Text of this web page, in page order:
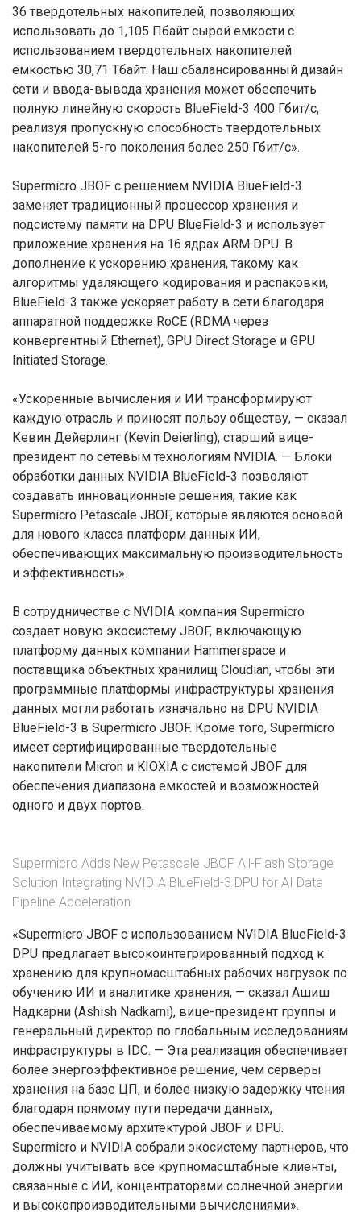
36 твердотельных накопителей, позволяющих
использовать до 1,105 Пбайт сырой емкости с
использованием твердотельных накопителей
емкостью 30,71 Тбайт. Наш сбалансированный дизайн
сети и ввода-вывода хранения может обеспечить
полную линейную скорость BlueField-3 400 Гбит/с,
реализуя пропускную способность твердотельных
накопителей 5-го поколения более 250 Гбит/с».
Supermicro JBOF с решением NVIDIA BlueField-3
заменяет традиционный процессор хранения и
подсистему памяти на DPU BlueField-3 и использует
приложение хранения на 16 ядрах ARM DPU. В
дополнение к ускорению хранения, такому как
алгоритмы удаляющего кодирования и распаковки,
BlueField-3 также ускоряет работу в сети благодаря
аппаратной поддержке RoCE (RDMA через
конвергентный Ethernet), GPU Direct Storage и GPU
Initiated Storage.
«Ускоренные вычисления и ИИ трансформируют
каждую отрасль и приносят пользу обществу, — сказал
Кевин Дейерлинг (Kevin Deierling), старший вице-
президент по сетевым технологиям NVIDIA. — Блоки
обработки данных NVIDIA BlueField-3 позволяют
создавать инновационные решения, такие как
Supermicro Petascale JBOF, которые являются основой
для нового класса платформ данных ИИ,
обеспечивающих максимальную производительность
и эффективность».
В сотрудничестве с NVIDIA компания Supermicro
создает новую экосистему JBOF, включающую
платформу данных компании Hammerspace и
поставщика объектных хранилищ Cloudian, чтобы эти
программные платформы инфраструктуры хранения
данных могли работать изначально на DPU NVIDIA
BlueField-3 в Supermicro JBOF. Кроме того, Supermicro
имеет сертифицированные твердотельные
накопители Micron и KIOXIA с системой JBOF для
обеспечения диапазона емкостей и возможностей
одного и двух портов.
Supermicro Adds New Petascale JBOF All-Flash Storage
Solution Integrating NVIDIA BlueField-3 DPU for AI Data
Pipeline Acceleration
«Supermicro JBOF с использованием NVIDIA BlueField-3
DPU предлагает высокоинтегрированный подход к
хранению для крупномасштабных рабочих нагрузок по
обучению ИИ и аналитике хранения, — сказал Ашиш
Надкарни (Ashish Nadkarni), вице-президент группы и
генеральный директор по глобальным исследованиям
инфраструктуры в IDC. — Эта реализация обеспечивает
более энергоэффективное решение, чем серверы
хранения на базе ЦП, и более низкую задержку чтения
благодаря прямому пути передачи данных,
обеспечиваемому архитектурой JBOF и DPU.
Supermicro и NVIDIA собрали экосистему партнеров, что
должны учитывать все крупномасштабные клиенты,
связанные с ИИ, концентраторами солнечной энергии
и высокопроизводительными вычислениями».